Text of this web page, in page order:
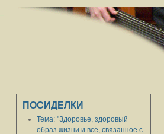
ПОСИДЕЛКИ
Тема: "Здоровье, здоровый
образ жизни и всё, связанное с